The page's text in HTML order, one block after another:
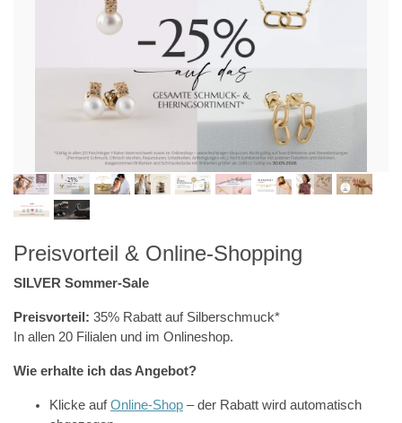
Preisvorteil & Online-Shopping
SILVER Sommer-Sale
Preisvorteil: 35% Rabatt auf Silberschmuck*
In allen 20 Filialen und im Onlineshop.
Wie erhalte ich das Angebot?
Klicke aufOnline-Shop – der Rabatt wird automatisch